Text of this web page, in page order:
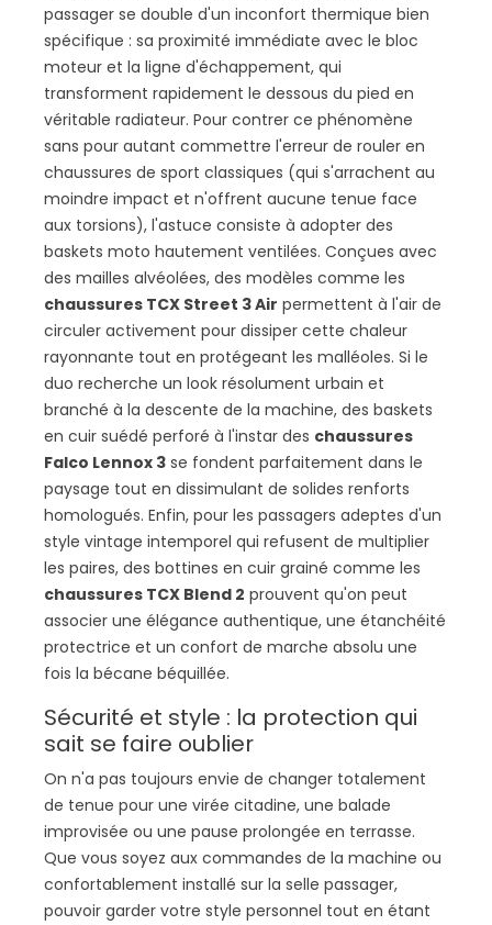
passager se double d'un inconfort thermique bien
spécifique : sa proximité immédiate avec le bloc
moteur et la ligne d'échappement, qui
transforment rapidement le dessous du pied en
véritable radiateur. Pour contrer ce phénomène
sans pour autant commettre l'erreur de rouler en
chaussures de sport classiques (qui s'arrachent au
moindre impact et n'offrent aucune tenue face
aux torsions), l'astuce consiste à adopter des
baskets moto hautement ventilées. Conçues avec
des mailles alvéolées, des modèles comme les
chaussures TCX Street 3 Air permettent à l'air de
circuler activement pour dissiper cette chaleur
rayonnante tout en protégeant les malléoles. Si le
duo recherche un look résolument urbain et
branché à la descente de la machine, des baskets
en cuir suédé perforé à l'instar des chaussures
Falco Lennox 3 se fondent parfaitement dans le
paysage tout en dissimulant de solides renforts
homologués. Enfin, pour les passagers adeptes d'un
style vintage intemporel qui refusent de multiplier
les paires, des bottines en cuir grainé comme les
chaussures TCX Blend 2 prouvent qu'on peut
associer une élégance authentique, une étanchéité
protectrice et un confort de marche absolu une
fois la bécane béquillée.
Sécurité et style : la protection qui
sait se faire oublier
On n'a pas toujours envie de changer totalement
de tenue pour une virée citadine, une balade
improvisée ou une pause prolongée en terrasse.
Que vous soyez aux commandes de la machine ou
confortablement installé sur la selle passager,
pouvoir garder votre style personnel tout en étant